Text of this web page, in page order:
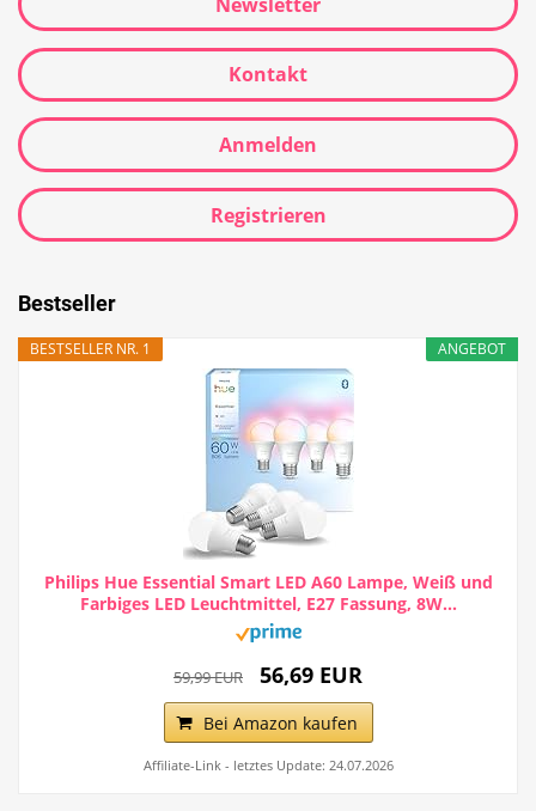
Kontakt
Anmelden
Registrieren
Bestseller
ANGEBOT
BESTSELLER NR. 1
Philips Hue Essential Smart LED A60 Lampe, Weiß und
Farbiges LED Leuchtmittel, E27 Fassung, 8W...
59,99 EUR 56,69 EUR
Bei Amazon kaufen
Affiliate-Link - letztes Update: 24.07.2026